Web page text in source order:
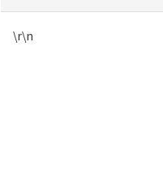
\r\n